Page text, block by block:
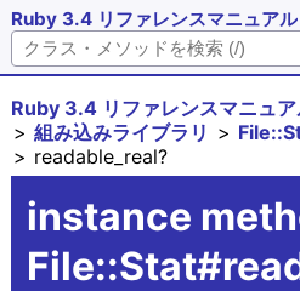
Ruby 3.4 リファレンスマニュアル
Ruby 3.4 リファレンスマニュ
組み込みライブラリ
readable_real?
instance